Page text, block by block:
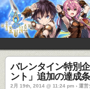
バレンタイン特別
ント」追加の達成
2月 19th, 2014 @ 11:24 pm › 運営